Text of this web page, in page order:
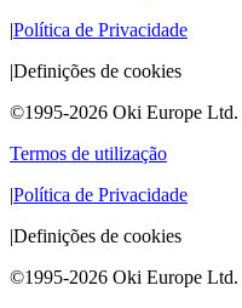
|Política de Privacidade
|Definições de cookies
©1995-2026 Oki Europe Ltd.
Termos de utilização
|Política de Privacidade
|Definições de cookies
©1995-2026 Oki Europe Ltd.